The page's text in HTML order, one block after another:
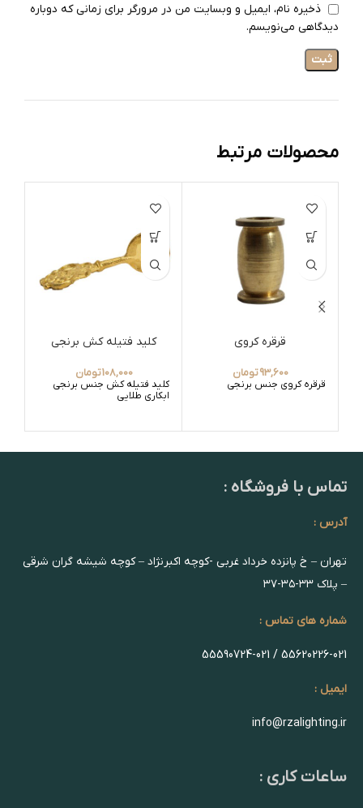
ذخیره نام، ایمیل و وبسایت من در مرورگر برای زمانی که دوباره
دیدگاهی می‌نویسم.
محصولات مرتبط
قرقره کروی
93,600تومان
قرقره کروی جنس برنجی
کلید فتیله کش برنجی
108,000تومان
کلید فتیله کش جنس برنجی
ابکاری طلایی
تماس با فروشگاه :
آدرس :
تهران – خ پانزده خرداد غربی -کوچه اکبرنژاد – کوچه شیشه گران شرقی
– پلاک ۳۳-۳۵-۳۷
شماره های تماس :
55620226-021 / 55590724-021
ایمیل :
info@rzalighting.ir
ساعات کاری :